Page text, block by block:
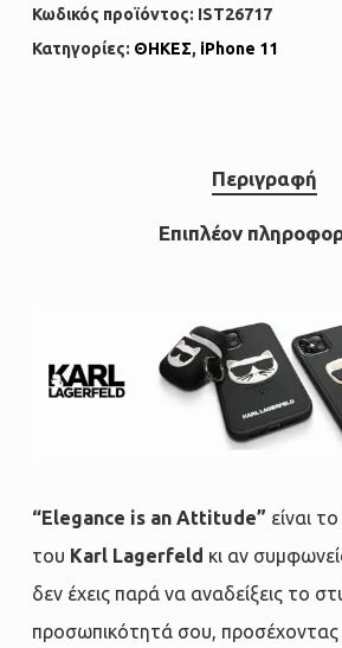
Κωδικός προϊόντος: IST26717
Κατηγορίες: ΘΗΚΕΣ, iPhone 11
Περιγραφή
Επιπλέον
“Elegance is an Attitude” είναι
του Karl Lagerfeld κι αν
δεν έχεις παρά να αναδείξεις το
προσωπικότητά σου, προσέχοντας